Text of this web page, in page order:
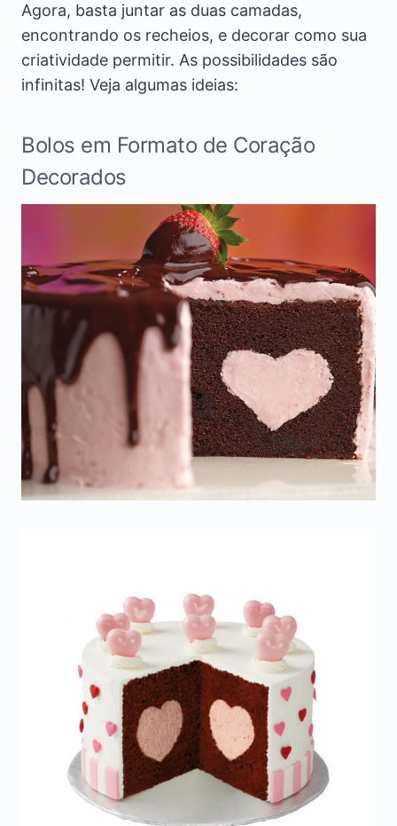
Agora, basta juntar as duas camadas,
encontrando os recheios, e decorar como sua
criatividade permitir. As possibilidades são
infinitas! Veja algumas ideias:
Bolos em Formato de Coração
Decorados